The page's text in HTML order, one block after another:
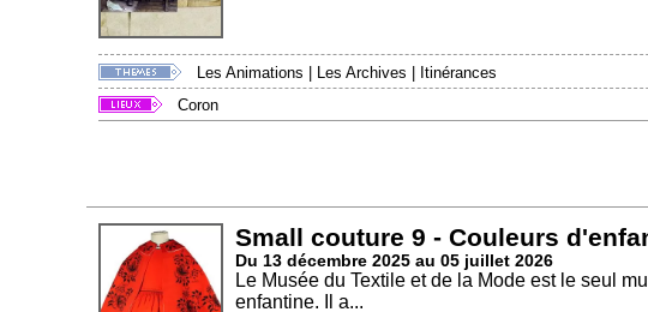
Les Animations Les Archives
Itinérances
Coron
Small couture 9 - Couleurs
Du 13 décembre 2025 au 05 juillet 2026
Le Musée du Textile et de la Mode est le seul
enfantine. Il a...